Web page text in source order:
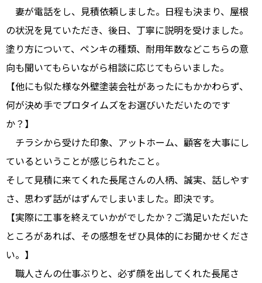
妻が電話をし、見積依頼しました。日程も決まり、屋根
の状況を見ていただき、後日、丁寧に説明を受けました。
塗り方について、ペンキの種類、耐用年数などこちらの意
向も聞いてもらいながら相談に応じてもらいました。
【他にも似た様な外壁塗装会社があったにもかかわらず、
何が決め手でプロタイムズをお選びいただいたのです
か？】
チラシから受けた印象、アットホーム、顧客を大事にし
ているということが感じられたこと。
そして見積に来てくれた長尾さんの人柄、誠実、話しやす
さ、思わず話がはずんでしまいました。即決です。
【実際に工事を終えていかがでしたか？ご満足いただいた
ところがあれば、その感想をぜひ具体的にお聞かせくださ
い。】
職人さんの仕事ぶりと、必ず顔を出してくれた長尾さ